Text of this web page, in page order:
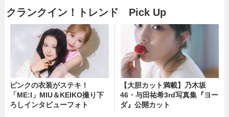
クランクイン！トレンド Pick Up
ピンクの衣装がステキ！
「ME:I」MIU＆KEIKO撮り下
ろしインタビューフォト
【大胆カット満載】乃木坂
46・与田祐希3rd写真集『ヨー
ダ』公開カット